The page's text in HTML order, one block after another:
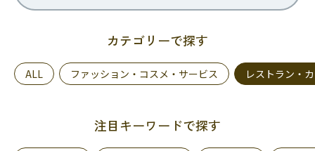
カテゴリーで探す
ALL ファッション・コスメ・サービス レストラン・
注目キーワードで探す